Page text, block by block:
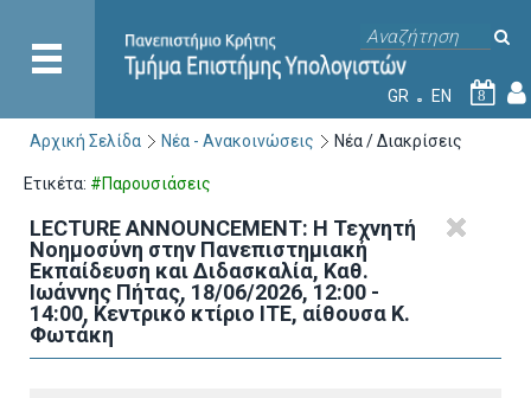
GR EN 8
Αρχική Σελίδα Νέα - Ανακοινώσεις Νέα / Διακρίσεις
Ετικέτα: #Παρουσιάσεις
LECTURE ANNOUNCEMENT: Η Τεχνητή
Νοημοσύνη στην Πανεπιστημιακή
Εκπαίδευση και Διδασκαλία, Καθ.
Ιωάννης Πήτας, 18/06/2026, 12:00 -
14:00, Κεντρικό κτίριο ΙΤΕ, αίθουσα Κ.
Φωτάκη